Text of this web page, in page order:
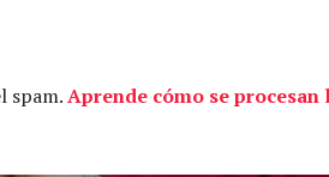
spam.Aprende cómo se procesan